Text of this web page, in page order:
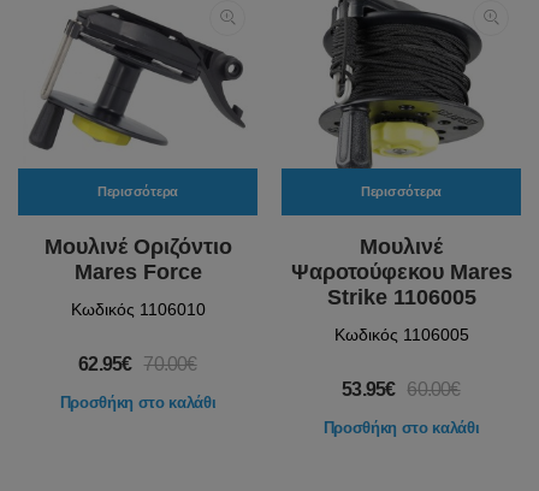
Περισσότερα
Μουλινέ Οριζόντιο
Mares Force
Κωδικός 1106010
62.95€ 70.00€
Προσθήκη στο καλάθι
Περισσότερα
Μουλινέ
Ψαροτούφεκου Mares
Strike 1106005
Κωδικός 1106005
53.95€ 60.00€
Προσθήκη στο καλάθι